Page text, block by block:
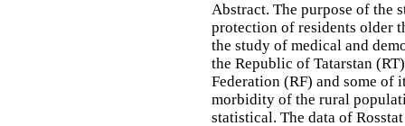
Abstract. The purpose of the
protection of residents older
the study of medical and
the Republic of Tatarstan
Federation (RF) and some of
morbidity of the rural
statistical. The data of